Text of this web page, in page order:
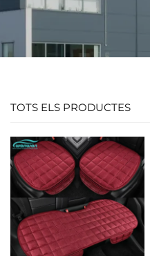
TOTS ELS PRODUCTES